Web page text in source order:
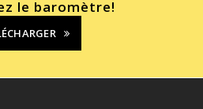
le baromètre!